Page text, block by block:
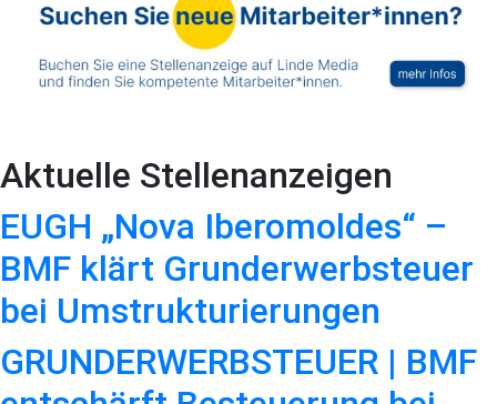
Aktuelle Stellenanzeigen
EUGH „Nova Iberomoldes“ –
BMF klärt Grunderwerbsteuer
bei Umstrukturierungen
GRUNDERWERBSTEUER | BMF